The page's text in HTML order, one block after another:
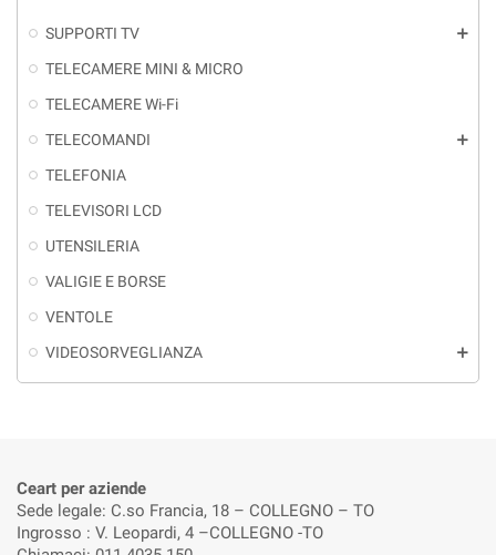
SUPPORTI TV add
TELECAMERE MINI & MICRO
TELECAMERE Wi-Fi
TELECOMANDI
add
TELEFONIA
TELEVISORI LCD
UTENSILERIA
VALIGIE E BORSE
VENTOLE
VIDEOSORVEGLIANZA
add
Ceart per aziende
Sede legale: C.so Francia, 18 – COLLEGNO – TO
Ingrosso : V. Leopardi, 4 –COLLEGNO -TO